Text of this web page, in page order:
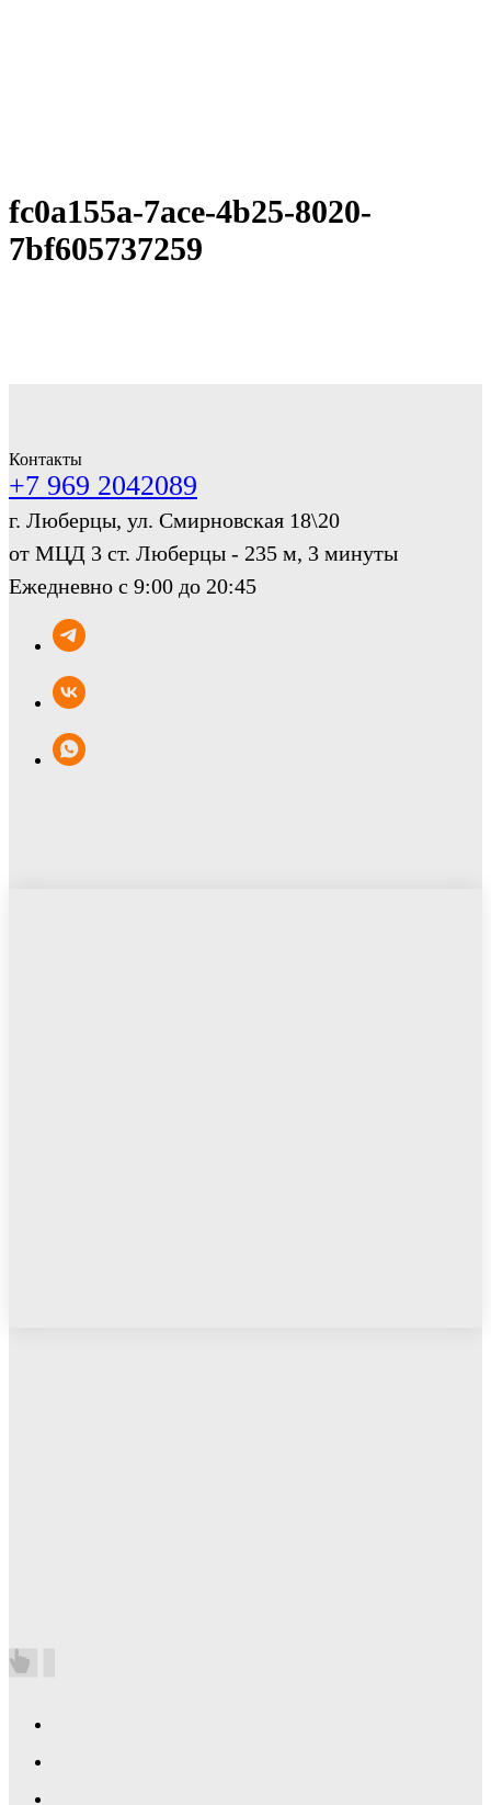
fc0a155a-7ace-4b25-8020-
7bf605737259
Контакты
+7 969 2042089
г. Люберцы, ул. Смирновская 18\20
от МЦД 3 ст. Люберцы - 235 м, 3 минуты
Ежедневно с 9:00 до 20:45